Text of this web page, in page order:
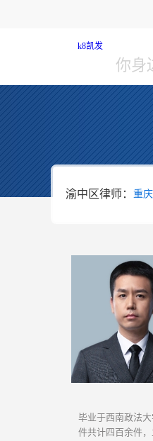
k8凯发
你身
渝中区律师： 重庆
毕业于西南政法
件共计四百余件